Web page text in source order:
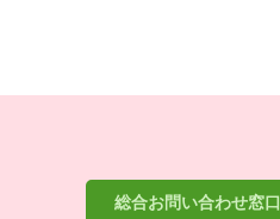
総合お問い合わせ窓口